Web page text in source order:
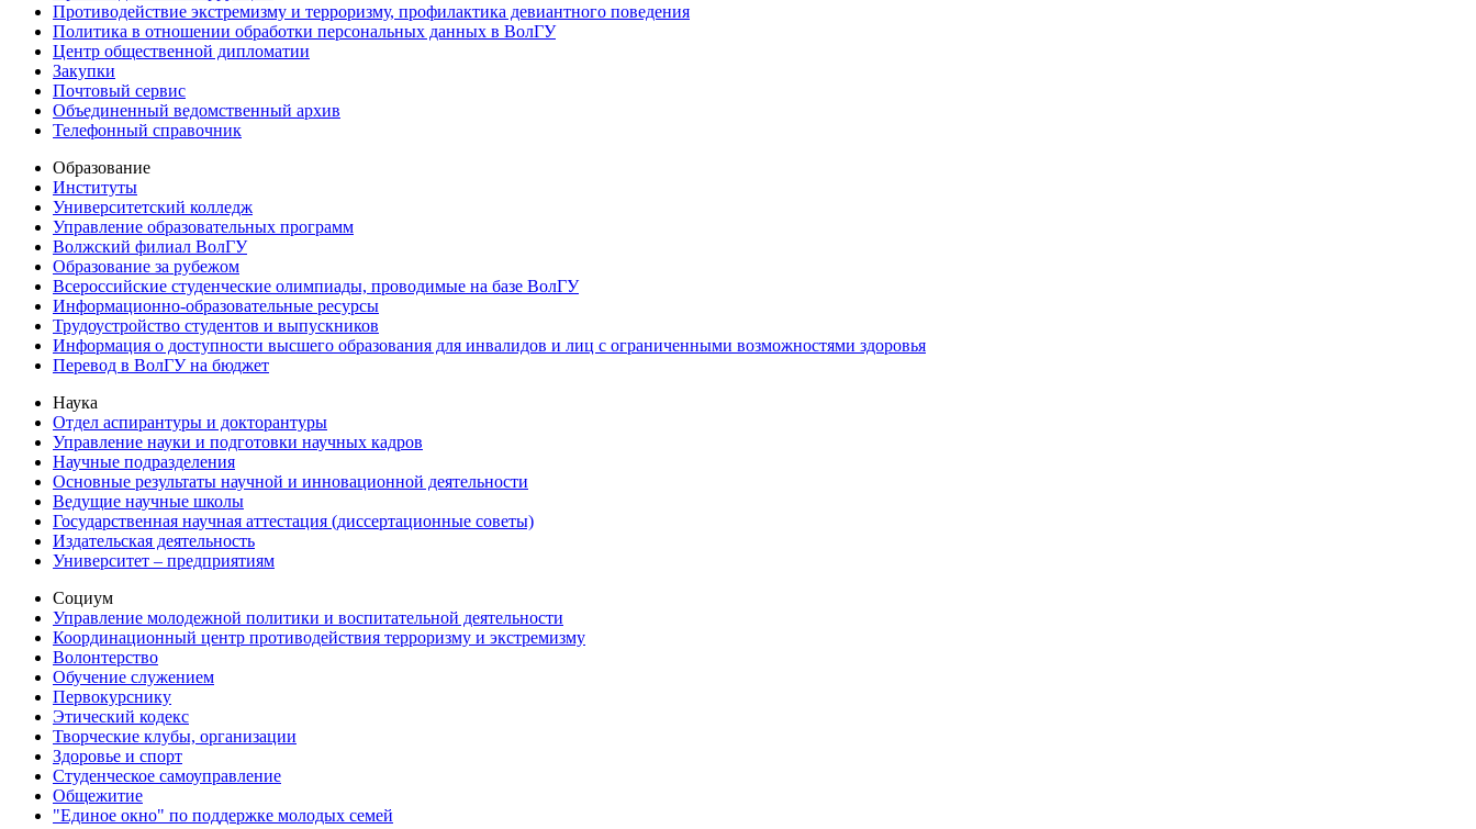
Противодействие экстремизму и терроризму, профилактика девиантного поведения
Политика в отношении обработки персональных данных в ВолГУ
Центр общественной дипломатии
Закупки
Почтовый сервис
Объединенный ведомственный архив
Телефонный справочник
Образование
Институты
Университетский колледж
Управление образовательных программ
Волжский филиал ВолГУ
Образование за рубежом
Всероссийские студенческие олимпиады, проводимые на базе ВолГУ
Информационно-образовательные ресурсы
Трудоустройство студентов и выпускников
Информация о доступности высшего образования для инвалидов и лиц с ограниченными возможностями здоровья
Перевод в ВолГУ на бюджет
Наука
Отдел аспирантуры и докторантуры
Управление науки и подготовки научных кадров
Научные подразделения
Основные результаты научной и инновационной деятельности
Ведущие научные школы
Государственная научная аттестация (диссертационные советы)
Издательская деятельность
Университет – предприятиям
Социум
Управление молодежной политики и воспитательной деятельности
Координационный центр противодействия терроризму и экстремизму
Волонтерство
Обучение служением
Первокурснику
Этический кодекс
Творческие клубы, организации
Здоровье и спорт
Студенческое самоуправление
Общежитие
"Единое окно" по поддержке молодых семей